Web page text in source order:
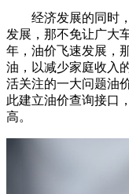
经济发展的同时，
发展，那不免让广大
年，油价飞速发展，
油，以减少家庭收入
活关注的一大问题油
此建立油价查询接口
高。